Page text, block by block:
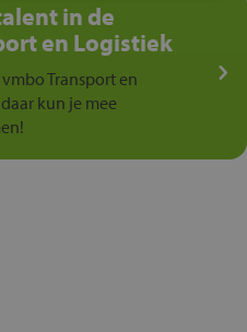
in de
en Logistiek
Transport en
kun je mee